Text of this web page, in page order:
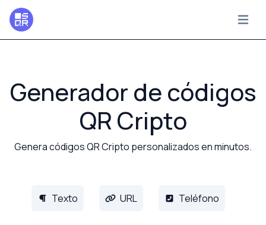
Generador de códigos
QR Cripto
Genera códigos QR Cripto personalizados en minutos.
Texto URL Teléfono